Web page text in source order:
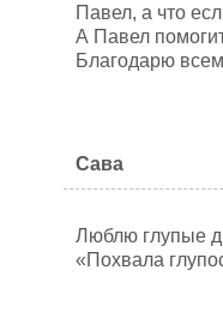
Павел, а что
А Павел
Благодарю
Сава
Люблю глупые
«Похвала